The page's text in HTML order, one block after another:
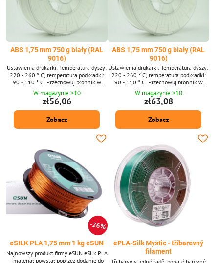
ABS 1,75 mm 750 g biały (RAL
9016)
Ustawienia drukarki: Temperatura dyszy:
220 - 260 ° C, temperatura podkładki:
90 - 110 ° C. Przechowuj błonnik w
torbie, suchy i ciemny.
W magazynie >10
zł56,06
Zobacz
ABS 1,75 mm 750 g biały (RAL
9016)
Ustawienia drukarki: Temperatura dyszy:
220 - 260 ° C, temperatura podkładki:
90 - 110 ° C. Przechowuj błonnik w
torbie, suchy i ciemny.
W magazynie >10
zł63,08
Zobacz
26%
eSILK PLA 1,75 mm 1 kg eSUN
Najnowszy produkt firmy eSUN eSilk PLA
- materiał powstał poprzez dodanie do
ePLA-Silk Mystic - tříbarevný
filament
Tři barvy v jedné řadě, bohaté barevné